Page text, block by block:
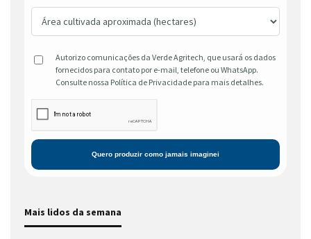
Autorizo comunicações da Verde Agritech, que usará os dados
fornecidos para contato por e-mail, telefone ou WhatsApp.
Consulte nossa Política de Privacidade para mais detalhes.
Mais lidos da semana